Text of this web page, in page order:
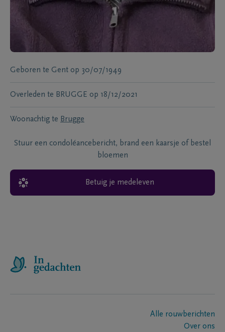
Geboren te Gent op 30/07/1949
Overleden te BRUGGE op 18/12/2021
Woonachtig te Brugge
Stuur een condoléancebericht, brand een kaarsje of bestel
bloemen
Betuig je medeleven
Alle rouwberichten
Over ons